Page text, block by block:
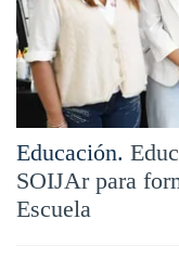
Educación.
SOIJAr para
Escuela